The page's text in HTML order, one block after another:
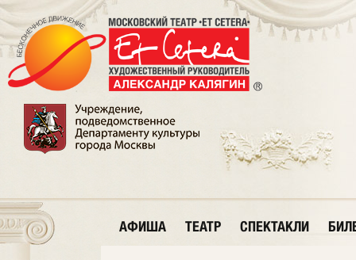
АФИША ТЕАТР СПЕКТАКЛИ